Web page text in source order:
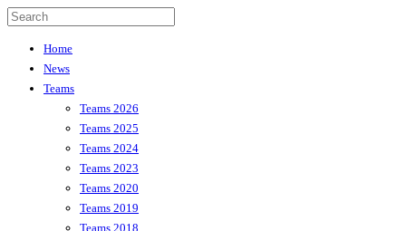
Home
News
Teams
Teams 2026
Teams 2025
Teams 2024
Teams 2023
Teams 2020
Teams 2019
Teams 2018